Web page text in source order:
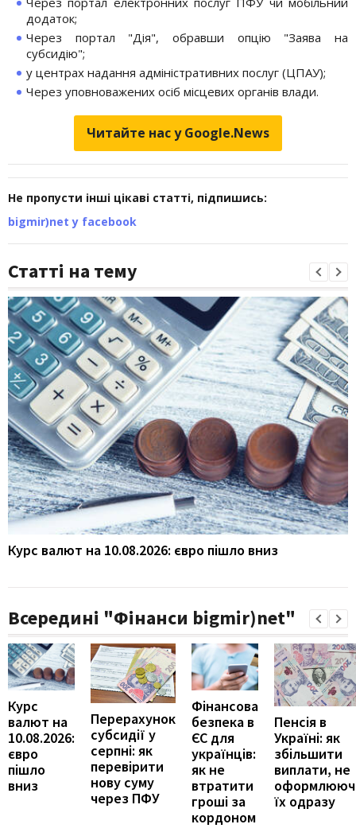
додаток;
Через портал "Дія", обравши опцію "Заява на
субсидію";
у центрах надання адміністративних послуг (ЦПАУ);
Через уповноважених осіб місцевих органів влади.
Читайте нас у Google.News
Не пропусти інші цікаві статті, підпишись:
bigmir)net у facebook
Статті на тему
Курс валют на 10.08.2026: євро пішло вниз
Всередині "Фінанси bigmir)net"
Курс
валют на
10.08.2026:
євро
пішло
вниз
Перерахунок
субсидії у
серпні: як
перевірити
нову суму
через ПФУ
Фінансова
безпека в
ЄС для
українців:
як не
втратити
гроші за
кордоном
Пенсія в
Україні: як
збільшити
виплати, не
їх одразу